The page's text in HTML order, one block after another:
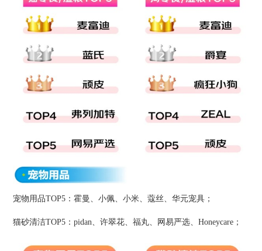
宠物用品TOP5：霍曼、小佩、小米、蔻丝、华元宠具；
猫砂清洁TOP5：pidan、许翠花、福丸、网易严选、Honeycare；